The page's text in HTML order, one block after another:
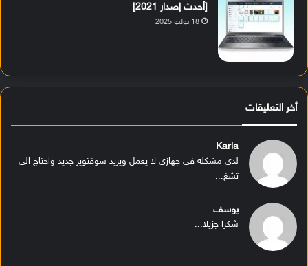
[أحدث إصدار 2021]
18 يوليو 2025
أخر التعليقات
Karla
لدي مشكله في جهازي لا يعمل ويريد سوفتوير جديد واحتاج الى
تشغ...
يوسف
شكرا جزيلا...